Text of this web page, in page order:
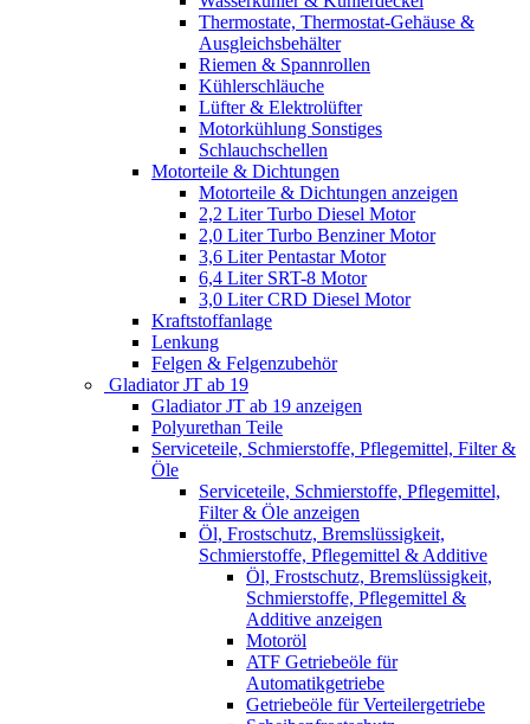
Thermostate, Thermostat-Gehäuse &
Ausgleichsbehälter
Riemen & Spannrollen
Kühlerschläuche
Lüfter & Elektrolüfter
Motorkühlung Sonstiges
Schlauchschellen
Motorteile & Dichtungen
Motorteile & Dichtungen anzeigen
2,2 Liter Turbo Diesel Motor
2,0 Liter Turbo Benziner Motor
3,6 Liter Pentastar Motor
6,4 Liter SRT-8 Motor
3,0 Liter CRD Diesel Motor
Kraftstoffanlage
Lenkung
Felgen & Felgenzubehör
Gladiator JT ab 19
Gladiator JT ab 19 anzeigen
Polyurethan Teile
Serviceteile, Schmierstoffe, Pflegemittel, Filter &
Öle
Serviceteile, Schmierstoffe, Pflegemittel,
Filter & Öle anzeigen
Öl, Frostschutz, Bremslüssigkeit,
Schmierstoffe, Pflegemittel & Additive
Öl, Frostschutz, Bremslüssigkeit,
Schmierstoffe, Pflegemittel &
Additive anzeigen
Motoröl
ATF Getriebeöle für
Automatikgetriebe
Getriebeöle für Verteilergetriebe